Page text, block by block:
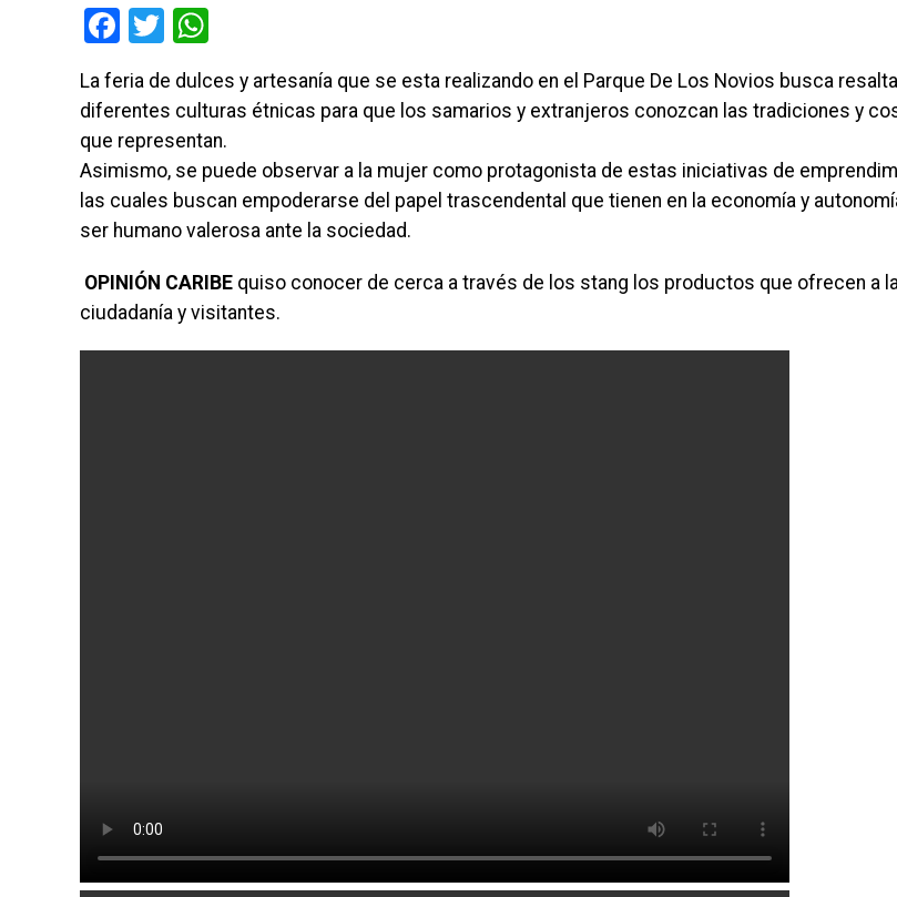
Facebook
Twitter
La feria de dulces y artesanía que se esta realizando en el Parque De Los Novios busca
diferentes culturas étnicas para que los samarios y extranjeros conozcan las tradiciones y
que representan.
Asimismo, se puede observar a la mujer como protagonista de estas iniciativas de
las cuales buscan empoderarse del papel trascendental que tienen en la economía y
ser humano valerosa ante la sociedad.
OPINIÓN CARIBE quiso conocer de cerca a través de los stang los productos que ofrecen a
ciudadanía y visitantes.